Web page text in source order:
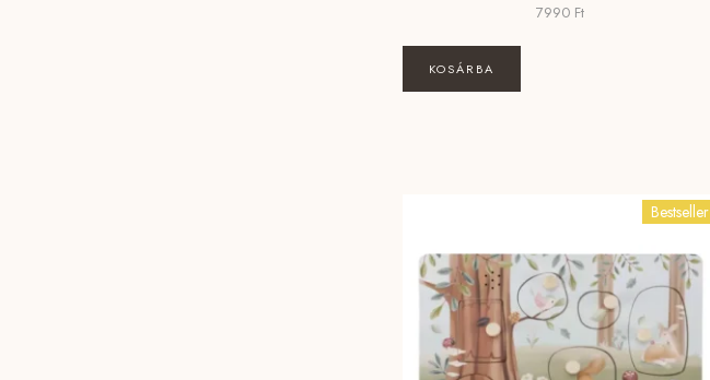
7990 Ft
KOSÁRBA
Bestseller